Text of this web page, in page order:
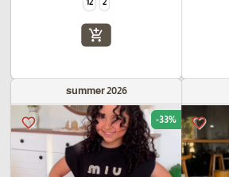
add_shopping_cart
favorite_border
summer 2026
favorite_border -33%